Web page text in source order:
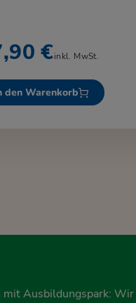
€inkl. MwSt.
den Warenkorb
Ausbildungspark: